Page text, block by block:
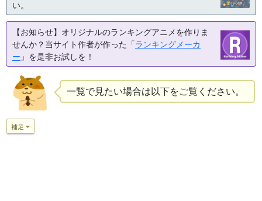
い。
【お知らせ】オリジナルのランキングアニメを作りま
せんか？当サイト作者が作った「ランキングメーカ
ー 」を是非お試しを！
一覧で見たい場合は以下をご覧ください。
補足